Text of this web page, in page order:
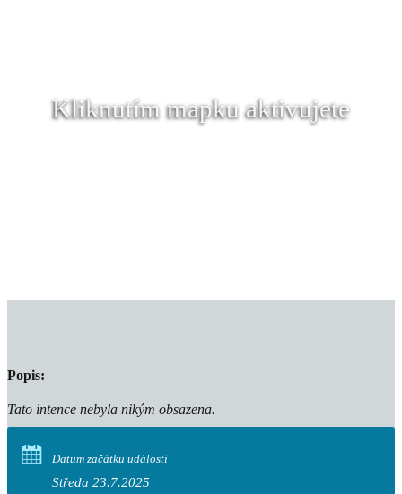
Kliknutím mapku aktivujete
Popis:
Tato intence nebyla nikým obsazena.
Datum začátku události
Středa 23.7.2025